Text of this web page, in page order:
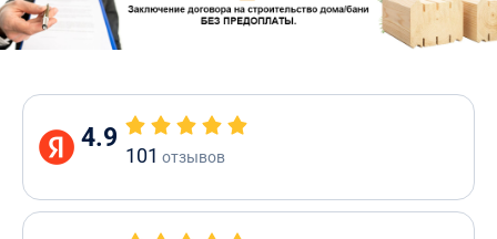
4.9
101 отзывов